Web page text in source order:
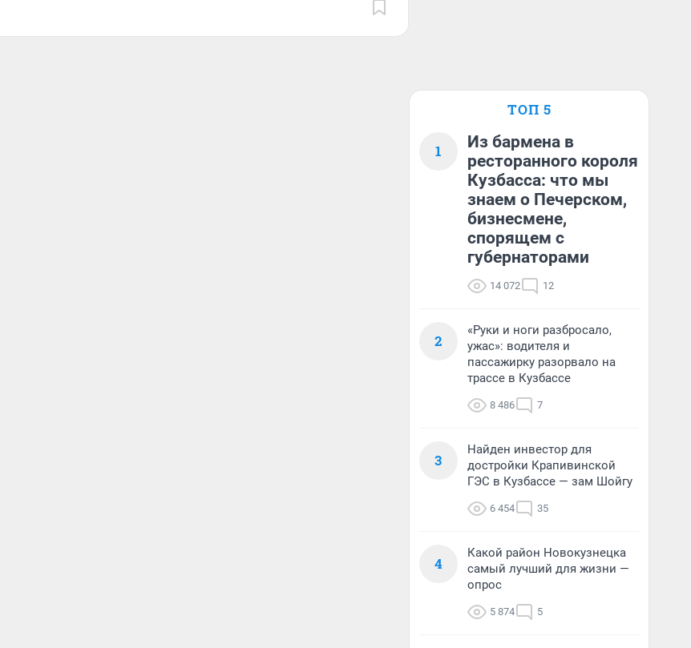
ТОП 5
1
Из бармена в
ресторанного короля
Кузбасса: что мы
знаем о Печерском,
бизнесмене,
спорящем с
губернаторами
14 072 12
2
«Руки и ноги разбросало,
ужас»: водителя и
пассажирку разорвало на
трассе в Кузбассе
8 486 7
3
Найден инвестор для
достройки Крапивинской
ГЭС в Кузбассе — зам Шойгу
6 454 35
4
Какой район Новокузнецка
самый лучший для жизни —
опрос
5 874 5